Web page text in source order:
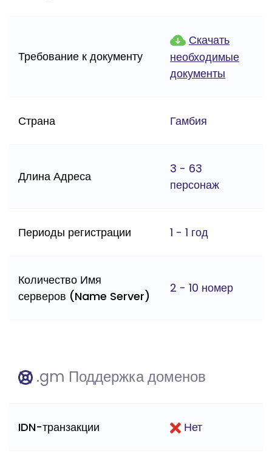
Требование к документу
Скачать
необходимые
документы
Страна Гамбия
Длина Адреса
3 - 63
персонаж
Периоды регистрации 1 - 1 год
Количество Имя
серверов (Name Server)
2 - 10 номер
.gm Поддержка доменов
IDN-транзакции Нет